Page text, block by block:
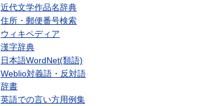
近代文学作品名辞典
住所・郵便番号検索
ウィキペディア
漢字辞典
日本語WordNet(類語)
Weblio対義語・反対語
辞書
英語での言い方用例集